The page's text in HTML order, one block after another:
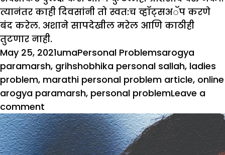
त्यानंतर काही दिवसांनी तो स्वत:च व्हॉट्सअॅप करणे
बंद करेल. अशाने सापदेखील मरेल आणि काठीही
तुटणार नाही.
Posted
on
May 25, 2021Author
umaCategories
Personal ProblemsTags
arogya
paramarsh, grihshobhika personal sallah, ladies
problem, marathi personal problem article, online
arogya paramarsh, personal problemLeave a
comment
गृहशोभिकेचा
सल्ला